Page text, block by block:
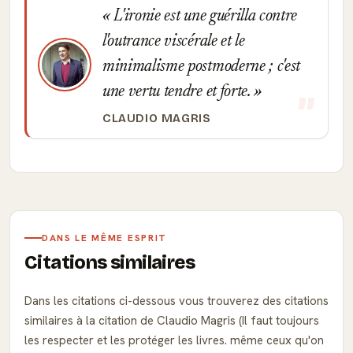
L'ironie est une guérilla contre
l'outrance viscérale et le
minimalisme postmoderne ; c'est
une vertu tendre et forte.
CLAUDIO MAGRIS
DANS LE MÊME ESPRIT
Citations similaires
Dans les citations ci-dessous vous trouverez des citations
similaires à la citation de Claudio Magris (Il faut toujours
les respecter et les protéger les livres. même ceux qu'on